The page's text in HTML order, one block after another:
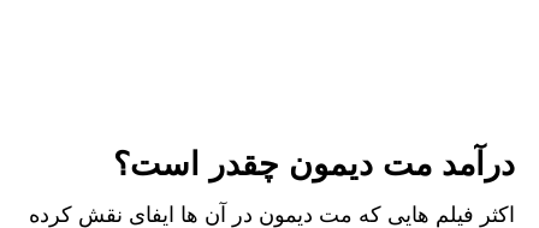
درآمد مت دیمون چقدر است؟
اکثر فیلم هایی که مت دیمون در آن ها ایفای نقش کرده